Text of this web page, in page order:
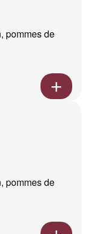
pommes de
pommes de